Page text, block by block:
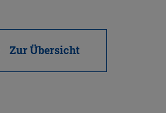
Zur Über­sicht